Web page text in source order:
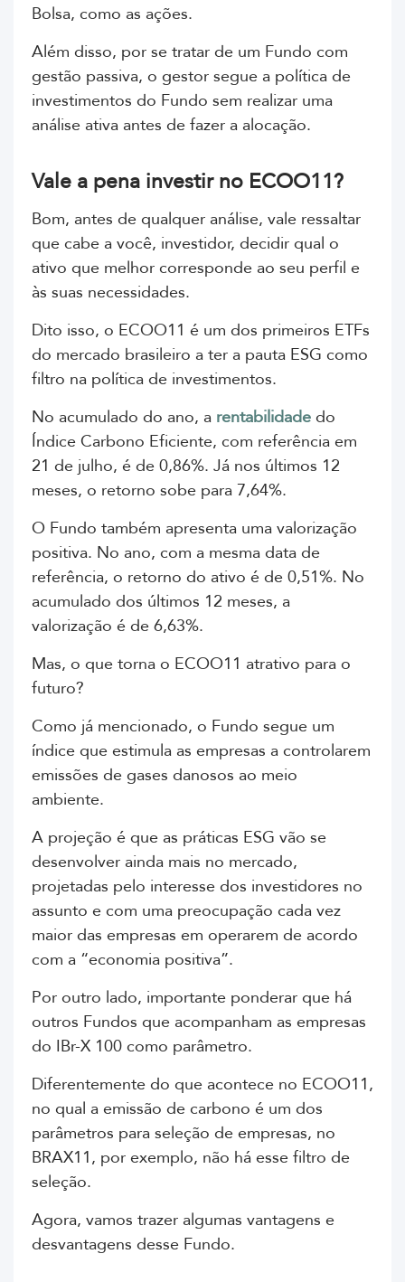
Bolsa, como as ações.
Além disso, por se tratar de um Fundo com
gestão passiva, o gestor segue a política de
investimentos do Fundo sem realizar uma
análise ativa antes de fazer a alocação.
Vale a pena investir no ECOO11?
Bom, antes de qualquer análise, vale ressaltar
que cabe a você, investidor, decidir qual o
ativo que melhor corresponde ao seu perfil e
às suas necessidades.
Dito isso, o ECOO11 é um dos primeiros ETFs
do mercado brasileiro a ter a pauta ESG como
filtro na política de investimentos.
No acumulado do ano, a rentabilidade do
Índice Carbono Eficiente, com referência em
21 de julho, é de 0,86%. Já nos últimos 12
meses, o retorno sobe para 7,64%.
O Fundo também apresenta uma valorização
positiva. No ano, com a mesma data de
referência, o retorno do ativo é de 0,51%. No
acumulado dos últimos 12 meses, a
valorização é de 6,63%.
Mas, o que torna o ECOO11 atrativo para o
futuro?
Como já mencionado, o Fundo segue um
índice que estimula as empresas a controlarem
emissões de gases danosos ao meio
ambiente.
A projeção é que as práticas ESG vão se
desenvolver ainda mais no mercado,
projetadas pelo interesse dos investidores no
assunto e com uma preocupação cada vez
maior das empresas em operarem de acordo
com a “economia positiva”.
Por outro lado, importante ponderar que há
outros Fundos que acompanham as empresas
do IBr-X 100 como parâmetro.
Diferentemente do que acontece no ECOO11,
no qual a emissão de carbono é um dos
parâmetros para seleção de empresas, no
BRAX11, por exemplo, não há esse filtro de
seleção.
Agora, vamos trazer algumas vantagens e
desvantagens desse Fundo.